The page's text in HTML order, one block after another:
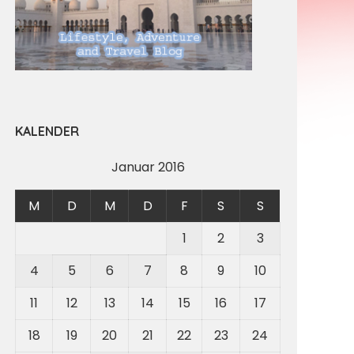
KALENDER
Januar 2016
M D M D F S
S
1
2
3
4
5 6 7 8 9
10
11
12 13 14 15 16
17
18
19 20 21 22 23 24